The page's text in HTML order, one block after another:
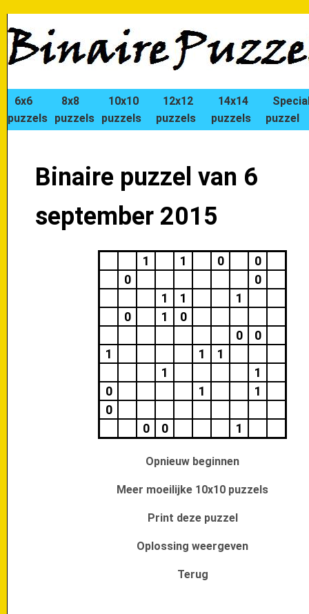
6x6
puzzels
8x8
puzzels
10x10
puzzels
12x12
puzzels
14x14
puzzels
puzzel
Binaire puzzel van 6
september 2015
1 1 0
0
0
0
1
1
1
0
1
0
0
0
1
1
1
1
1
0
1
1
0
0
0 1
Opnieuw beginnen
Meer moeilijke 10x10 puzzels
Print deze puzzel
Oplossing weergeven
Terug